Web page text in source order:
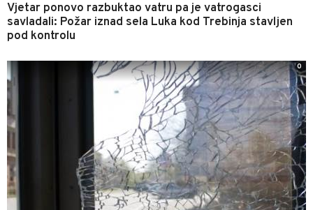
Vjetar ponovo razbuktao vatru pa je vatrogasci
savladali: Požar iznad sela Luka kod Trebinja stavljen
pod kontrolu
0